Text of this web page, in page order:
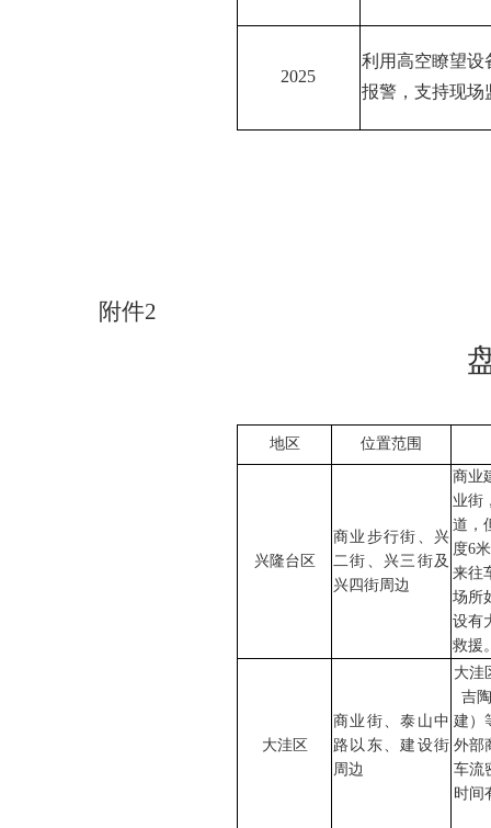
2025
利用高空瞭望设
报警，支持现场
附件2
地区 位置范围
兴隆台区
商业步行街、兴
二街、兴三街及
兴四街周边
商业
业街
道，
度6
来往
场所
设有
救援
大洼区
商业街、泰山中
路以东、建设街
周边
大洼
吉
建）
外部
车流
时间